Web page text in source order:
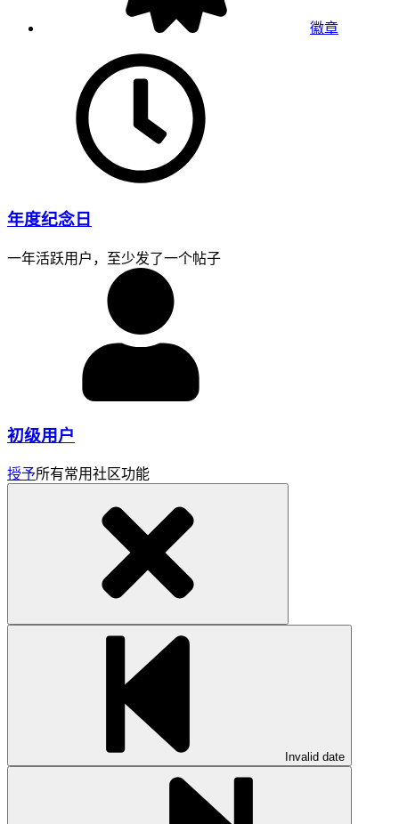
徽章
年度纪念日
一年活跃用户，至少发了一个帖子
初级用户
授予所有常用社区功能
Invalid date